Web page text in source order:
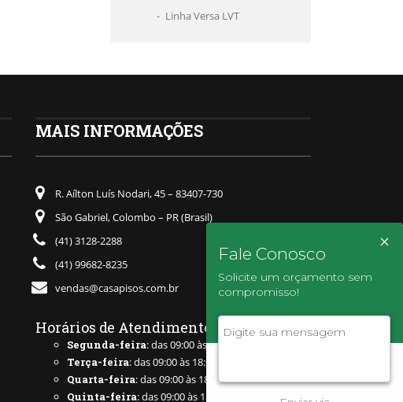
×
Fale Conosco
Solicite um orçamento sem
compromisso!
Linha Versa LVT
MAIS INFORMAÇÕES
R. Aílton Luís Nodari, 45 – 83407-730
São Gabriel, Colombo – PR (Brasil)
(41) 3128-2288
(41) 99682-8235
vendas@casapisos.com.br
Horários de Atendimento
Segunda-feira: das 09:00 às 18:00
Terça-feira: das 09:00 às 18:00
Quarta-feira: das 09:00 às 18:00
Quinta-feira: das 09:00 às 18:00